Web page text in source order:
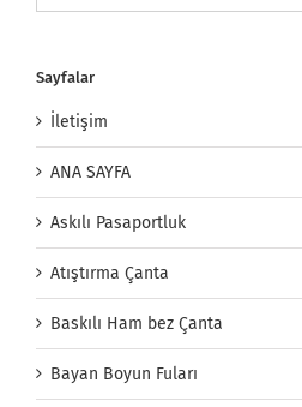
for:
Sayfalar
İletişim
ANA SAYFA
Askılı Pasaportluk
Atıştırma Çanta
Baskılı Ham bez Çanta
Bayan Boyun Fuları